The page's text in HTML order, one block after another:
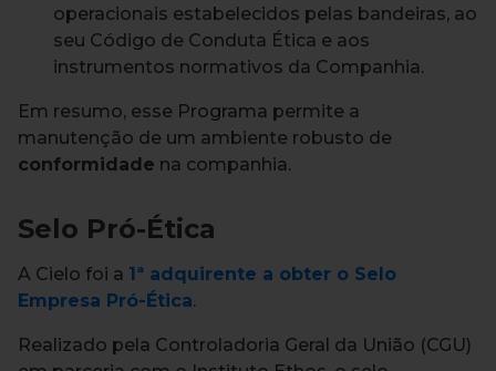
operacionais estabelecidos pelas bandeiras, ao
seu Código de Conduta Ética e aos
instrumentos normativos da Companhia.
Em resumo, esse Programa permite a
manutenção de um ambiente robusto de
conformidade na companhia.
Selo Pró-Ética
A Cielo foi a 1ª adquirente a obter o Selo
Empresa Pró-Ética.
Realizado pela Controladoria Geral da União (CGU)